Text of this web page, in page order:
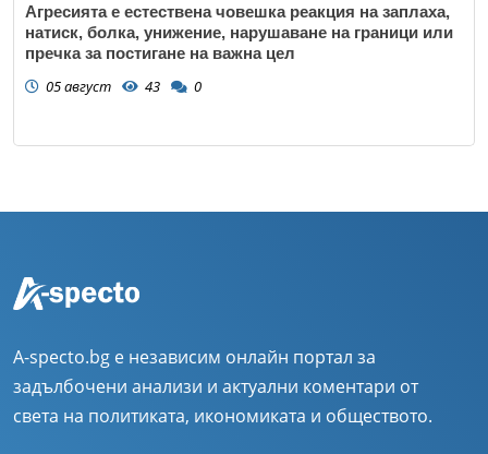
Агресията е естествена човешка реакция на заплаха,
натиск, болка, унижение, нарушаване на граници или
пречка за постигане на важна цел
05 август 43 0
A-specto.bg е независим онлайн портал за
задълбочени анализи и актуални коментари от
света на политиката, икономиката и обществото.